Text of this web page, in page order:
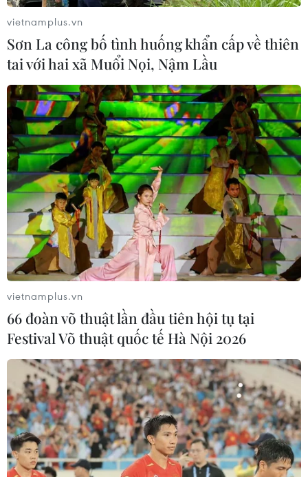
TIN CÙNG CHUYÊN MỤC
Cơ cấu lại vốn nhà nước tại doanh
nghiệp gắn với mục tiêu tăng trưởng
hai con số
07/08/2026 13:16
Bộ Tài chính: Thống nhất bốn
Chương trình mục tiêu quốc gia
vietnamplus.vn
Sơn La công bố tình huống khẩn cấp về thiên
tai với hai xã Muổi Nọi, Nậm Lầu
vietnamplus.vn
66 đoàn võ thuật lần đầu tiên hội tụ tại
Festival Võ thuật quốc tế Hà Nội 2026